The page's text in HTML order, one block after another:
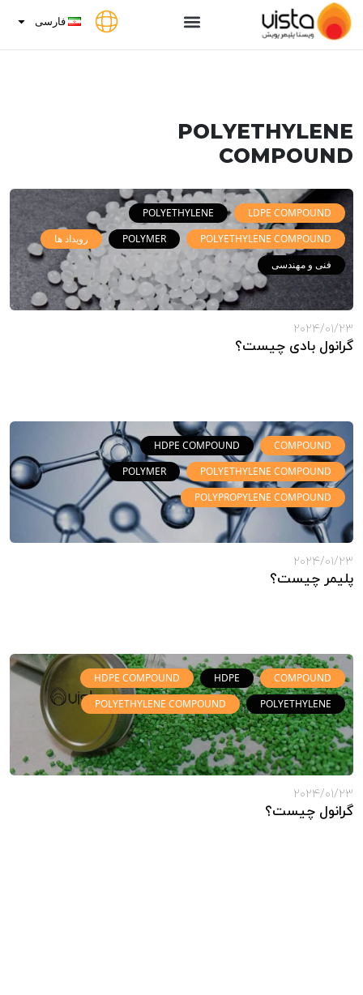
فارسی
POLYETHYLENE
COMPOUND
LDPE COMPOUND
POLYETHYLENE
POLYETHYLENE COMPOUND
POLYMER
رویداد ها
فنی و مهندسی
2024/01/23
گرانول بادی چیست؟
COMPOUND
HDPE COMPOUND
POLYETHYLENE COMPOUND
POLYMER
POLYPROPYLENE COMPOUND
2024/01/23
پلیمر چیست؟
COMPOUND
HDPE
HDPE COMPOUND
POLYETHYLENE
POLYETHYLENE COMPOUND
2024/01/23
گرانول چیست؟